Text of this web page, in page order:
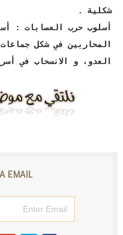
شكلية .
أسلوب حرب العصابات :
المحاربين في شكل
العدو، و الانسحاب في
EMAIL